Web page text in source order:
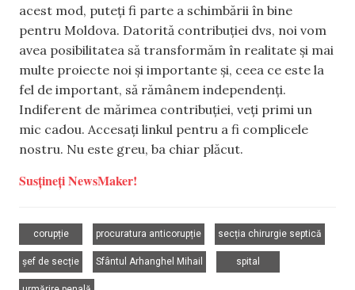
acest mod, puteți fi parte a schimbării în bine
pentru Moldova. Datorită contribuției dvs, noi vom
avea posibilitatea să transformăm în realitate și mai
multe proiecte noi și importante și, ceea ce este la
fel de important, să rămânem independenți.
Indiferent de mărimea contribuției, veți primi un
mic cadou. Accesați linkul pentru a fi complicele
nostru. Nu este greu, ba chiar plăcut.
Susțineți NewsMaker!
corupție
procuratura anticorupție
secția chirurgie septică
șef de secție
Sfântul Arhanghel Mihail
spital